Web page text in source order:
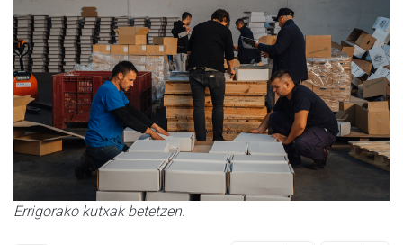
Errigorako kutxak betetzen.